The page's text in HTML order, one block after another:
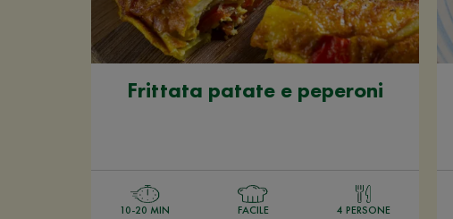
Frittata patate e peperoni
10-20 MIN FACILE 4 PERSONE